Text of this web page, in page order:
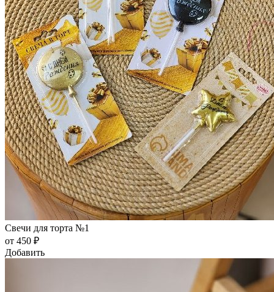
Свечи для торта №1
от 450 ₽
Добавить